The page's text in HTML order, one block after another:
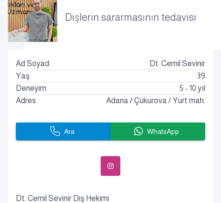
Dişlerin sararmasının tedavisi
Dt. Cemil Sevinir Diş Hekimi
Ad Soyad
Dt. Cemil Sevinir
Yaş
39
Deneyim
5 - 10 yıl
Adres
Adana/Çukurova/Yurt mah.
Ara WhatsApp